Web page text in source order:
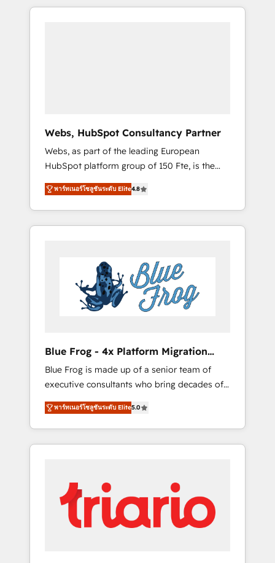
to global brands
HubSpot challenges and improve user
using HubSpot Why us? - SIX HubSpot
Accreditations - awarded by HubSpot after a
rigorous process for CRM, Solutions
Architecture, Onboarding , Data Migration,
Custom Integration & Platform Enablement -
Onboarded over 500 businesses to HubSpot
-Top 1% of partners worldwide -In-house
HubSpot. www.bbdboom.com
Webs, HubSpot Consultancy Partner
Webs, as part of the leading European
HubSpot platform group of 150 Fte, is the
trusted Elite HubSpot CRM Partner offering
you a roadmap on maximizing EBITDA and
achieving Commercial Excellence. With our
targeted processes, we strengthen your
Implementation partner, we provide
expertise to drive your business forward.
Since 2015 we are fully dedicated to
HubSpot and with an experienced team
business services. We prepare a customized
business case that demonstrates the value
and impact of your digital transformation,
including a detailed financial rationale with a
focus on ROI and TCO. As a trusted extension
of your team, we believe in the power of
partnership. Together, we embark on a
your business. If not now, when?
พาร์ทเนอร์โซลูชันระดับ Elite4.8
Blue Frog - 4x Platform Migration
Award Winner
Blue Frog is made up of a senior team of
executive consultants who bring decades of
relevant, real world experience to our client
engagements. "Blue Frog is a top, trusted
partner in HubSpot's ecosystem for a reason.
Their team brings over a decade of
strategies for driving growth. They are
committed to helping our customers grow
and finding solutions that fit their unique
business needs. We are thrilled to have Blue
พาร์ทเนอร์โซลูชันระดับ Elite5.0